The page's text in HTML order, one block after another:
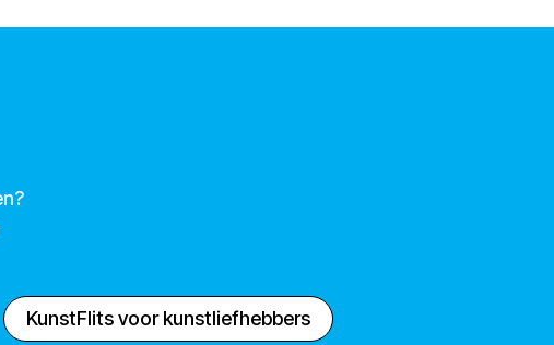
KunstFlits voor kunstliefhebbers